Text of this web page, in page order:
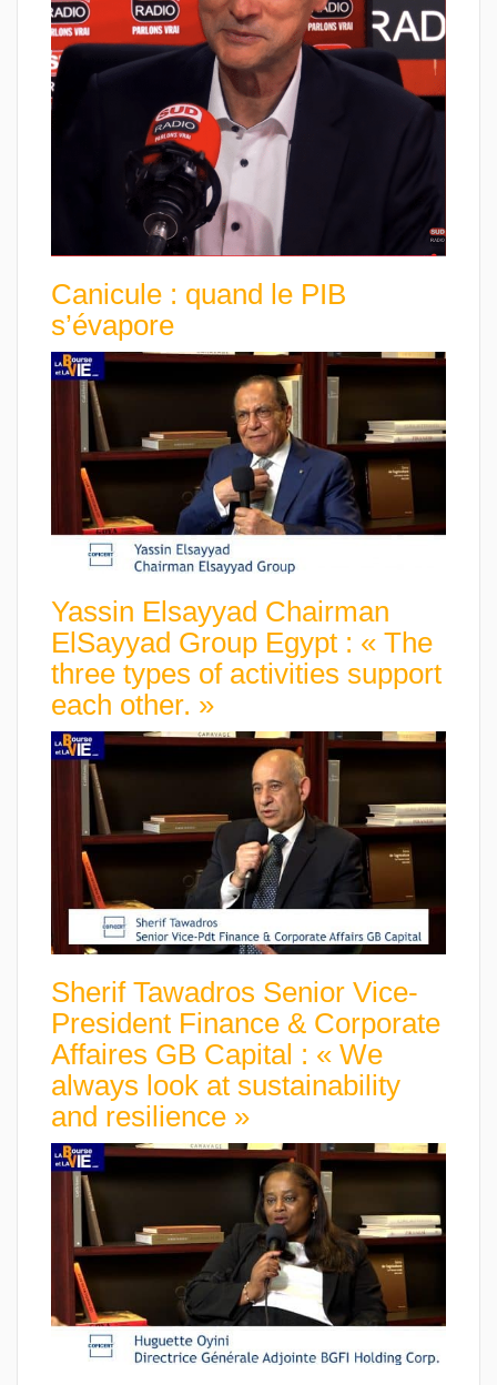
Canicule : quand le PIB
s’évapore
Yassin Elsayyad Chairman
ElSayyad Group Egypt : « The
three types of activities support
each other. »
Sherif Tawadros Senior Vice-
President Finance & Corporate
Affaires GB Capital : « We
always look at sustainability
and resilience »